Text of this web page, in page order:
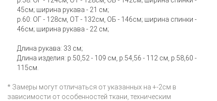
45см; ширина рукава - 21 см;
р.60: ОГ - 128см, ОТ - 132см, ОБ - 146см; ширина спинки -
46см; ширина рукава - 22 см;
Длина рукава: 33 см;
Длина изделия: р.50,52 - 109 см, р.54,56 - 112 см, р.58,60 -
115см.
* Замеры могут отличаться от указанных на +-2см в
зависимости от особенностей ткани, техническим